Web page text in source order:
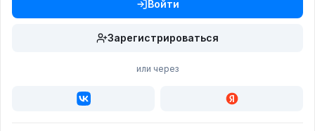
Войти
Зарегистрироваться
или через